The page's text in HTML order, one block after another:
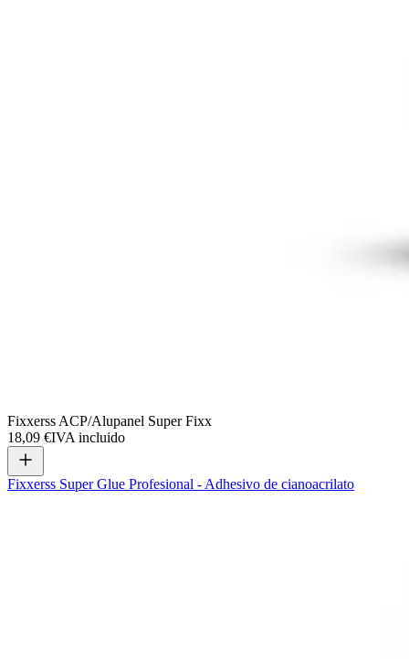
Fixxerss ACP/Alupanel Super Fixx
18,09 €IVA incluido
Fixxerss Super Glue Profesional - Adhesivo de cianoacrilato